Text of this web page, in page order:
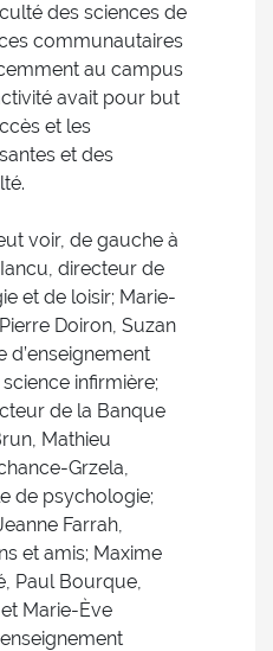
des sciences de
communautaires
au campus
avait pour but
et les
et des
voir, de gauche à
directeur de
et de loisir; Marie-
Doiron, Suzan
d’enseignement
infirmière;
de la Banque
Mathieu
Grzela,
de psychologie;
Farrah,
et amis; Maxime
Paul Bourque,
Marie-Ève